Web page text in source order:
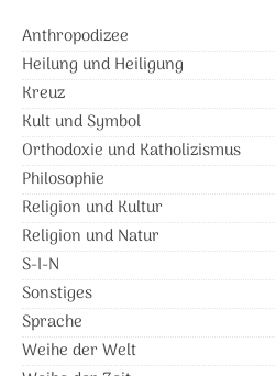
Anthropodizee
Heilung und Heiligung
Kreuz
Kult und Symbol
Orthodoxie und Katholizismus
Philosophie
Religion und Kultur
Religion und Natur
S-I-N
Sonstiges
Sprache
Weihe der Welt